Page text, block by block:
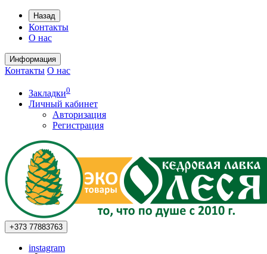
Назад
Контакты
О нас
Информация
Контакты О нас
Закладки0
Личный кабинет
Авторизация
Регистрация
+373 77883763
instagram